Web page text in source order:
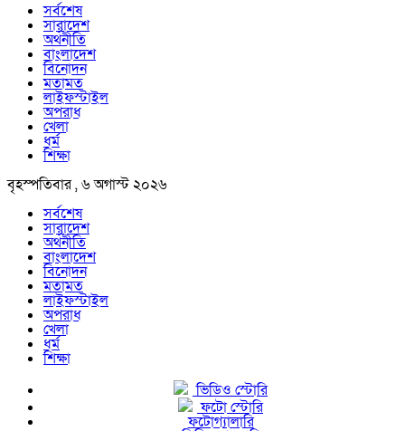
সর্বশেষ
সারাদেশ
অর্থনীতি
বাংলাদেশ
বিনোদন
মতামত
লাইফস্টাইল
অপরাধ
খেলা
ধর্ম
শিক্ষা
বৃহস্পতিবার , ৬ অগাস্ট ২০২৬
সর্বশেষ
সারাদেশ
অর্থনীতি
বাংলাদেশ
বিনোদন
মতামত
লাইফস্টাইল
অপরাধ
খেলা
ধর্ম
শিক্ষা
ভিডিও স্টোরি
ফটো স্টোরি
ফটোগ্যালারি